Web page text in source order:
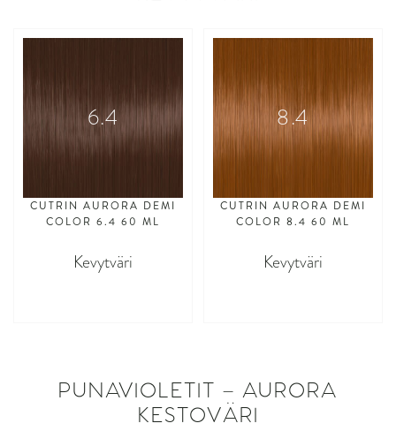
6.4
CUTRIN AURORA DEMI
COLOR 6.4 60 ML
Kevytväri
8.4
CUTRIN AURORA DEMI
COLOR 8.4 60 ML
Kevytväri
PUNAVIOLETIT – AURORA
KESTOVÄRI